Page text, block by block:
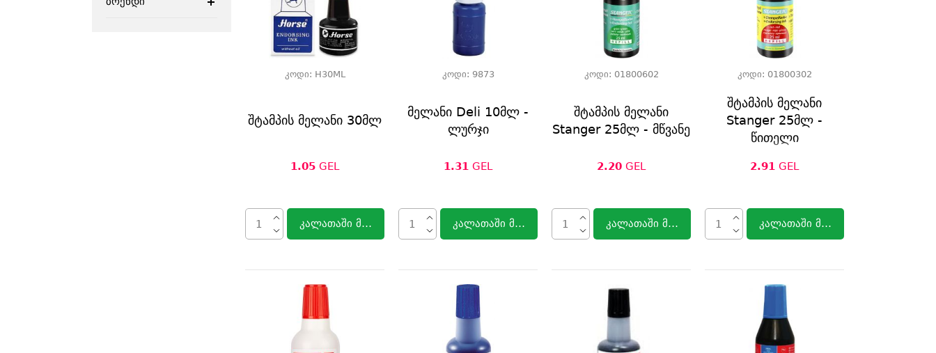
კოდი: H30ML
შტამპის მელანი 30მლ
1.05 GEL
კალათაში მოთავსება
კოდი: 9873
მელანი Deli 10მლ -
ლურჯი
1.31 GEL
კალათაში მოთავსება
კოდი: 01800602
შტამპის მელანი
Stanger 25მლ - მწვანე
2.20 GEL
კალათაში მოთავსება
კოდი: 01800302
შტამპის მელანი
Stanger 25მლ -
წითელი
2.91 GEL
კალათაში მოთავსება